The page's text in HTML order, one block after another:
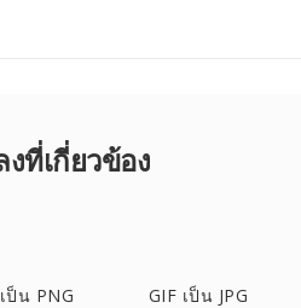
ที่เกี่ยวข้อง
ป็น PNG GIF เป็น JPG